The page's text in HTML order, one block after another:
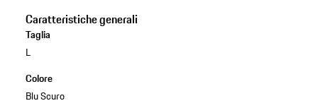
Caratteristiche generali
Taglia
L
Colore
Blu Scuro